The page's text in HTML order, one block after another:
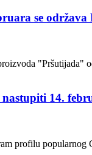
se
"Pršutijada"
14.
profilu popularnog